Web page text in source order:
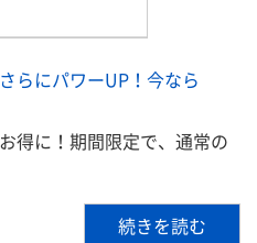
らにパワーUP！今なら
得に！期間限定で、通常の
続きを読む